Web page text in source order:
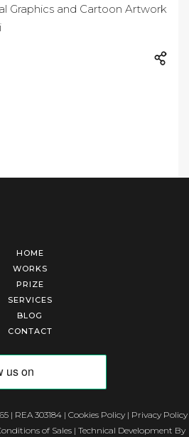
HOME
WORKS
PRIZE
SERVICES
BLOG
CONTACT
| REA 303184 | Cookies Policy | Privacy Policy
of Sales| Technical Development By